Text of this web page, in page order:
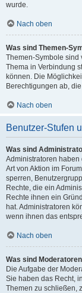
wurde.
Nach oben
Was sind Themen-
Themen-Symbole sind
Thema in Verbindung
können. Die
Berechtigungen ab,
Nach oben
Benutzer-Stufen
Was sind
Administratoren haben
Art von Aktion im
sperren,
Rechte, die ein
Rechte ihnen ein
hat. Administratoren
wenn ihnen das
Nach oben
Was sind
Die Aufgabe der
Sie haben das Recht,
Themen zu schließen,